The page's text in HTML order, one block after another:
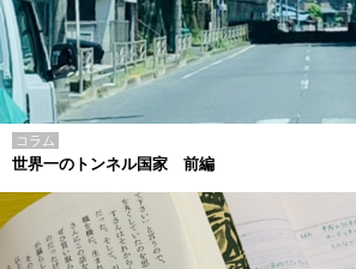
コラム
世界一のトンネル国家 前編